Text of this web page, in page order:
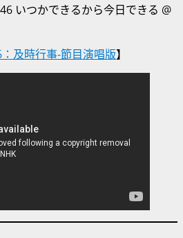
いつかできるから今日できる @
及時行事-節目演唱版】